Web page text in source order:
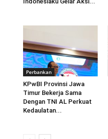
Perbankan
KPwBI Provinsi Jawa
Timur Bekerja Sama
Dengan TNI AL Perkuat
Kedaulatan...